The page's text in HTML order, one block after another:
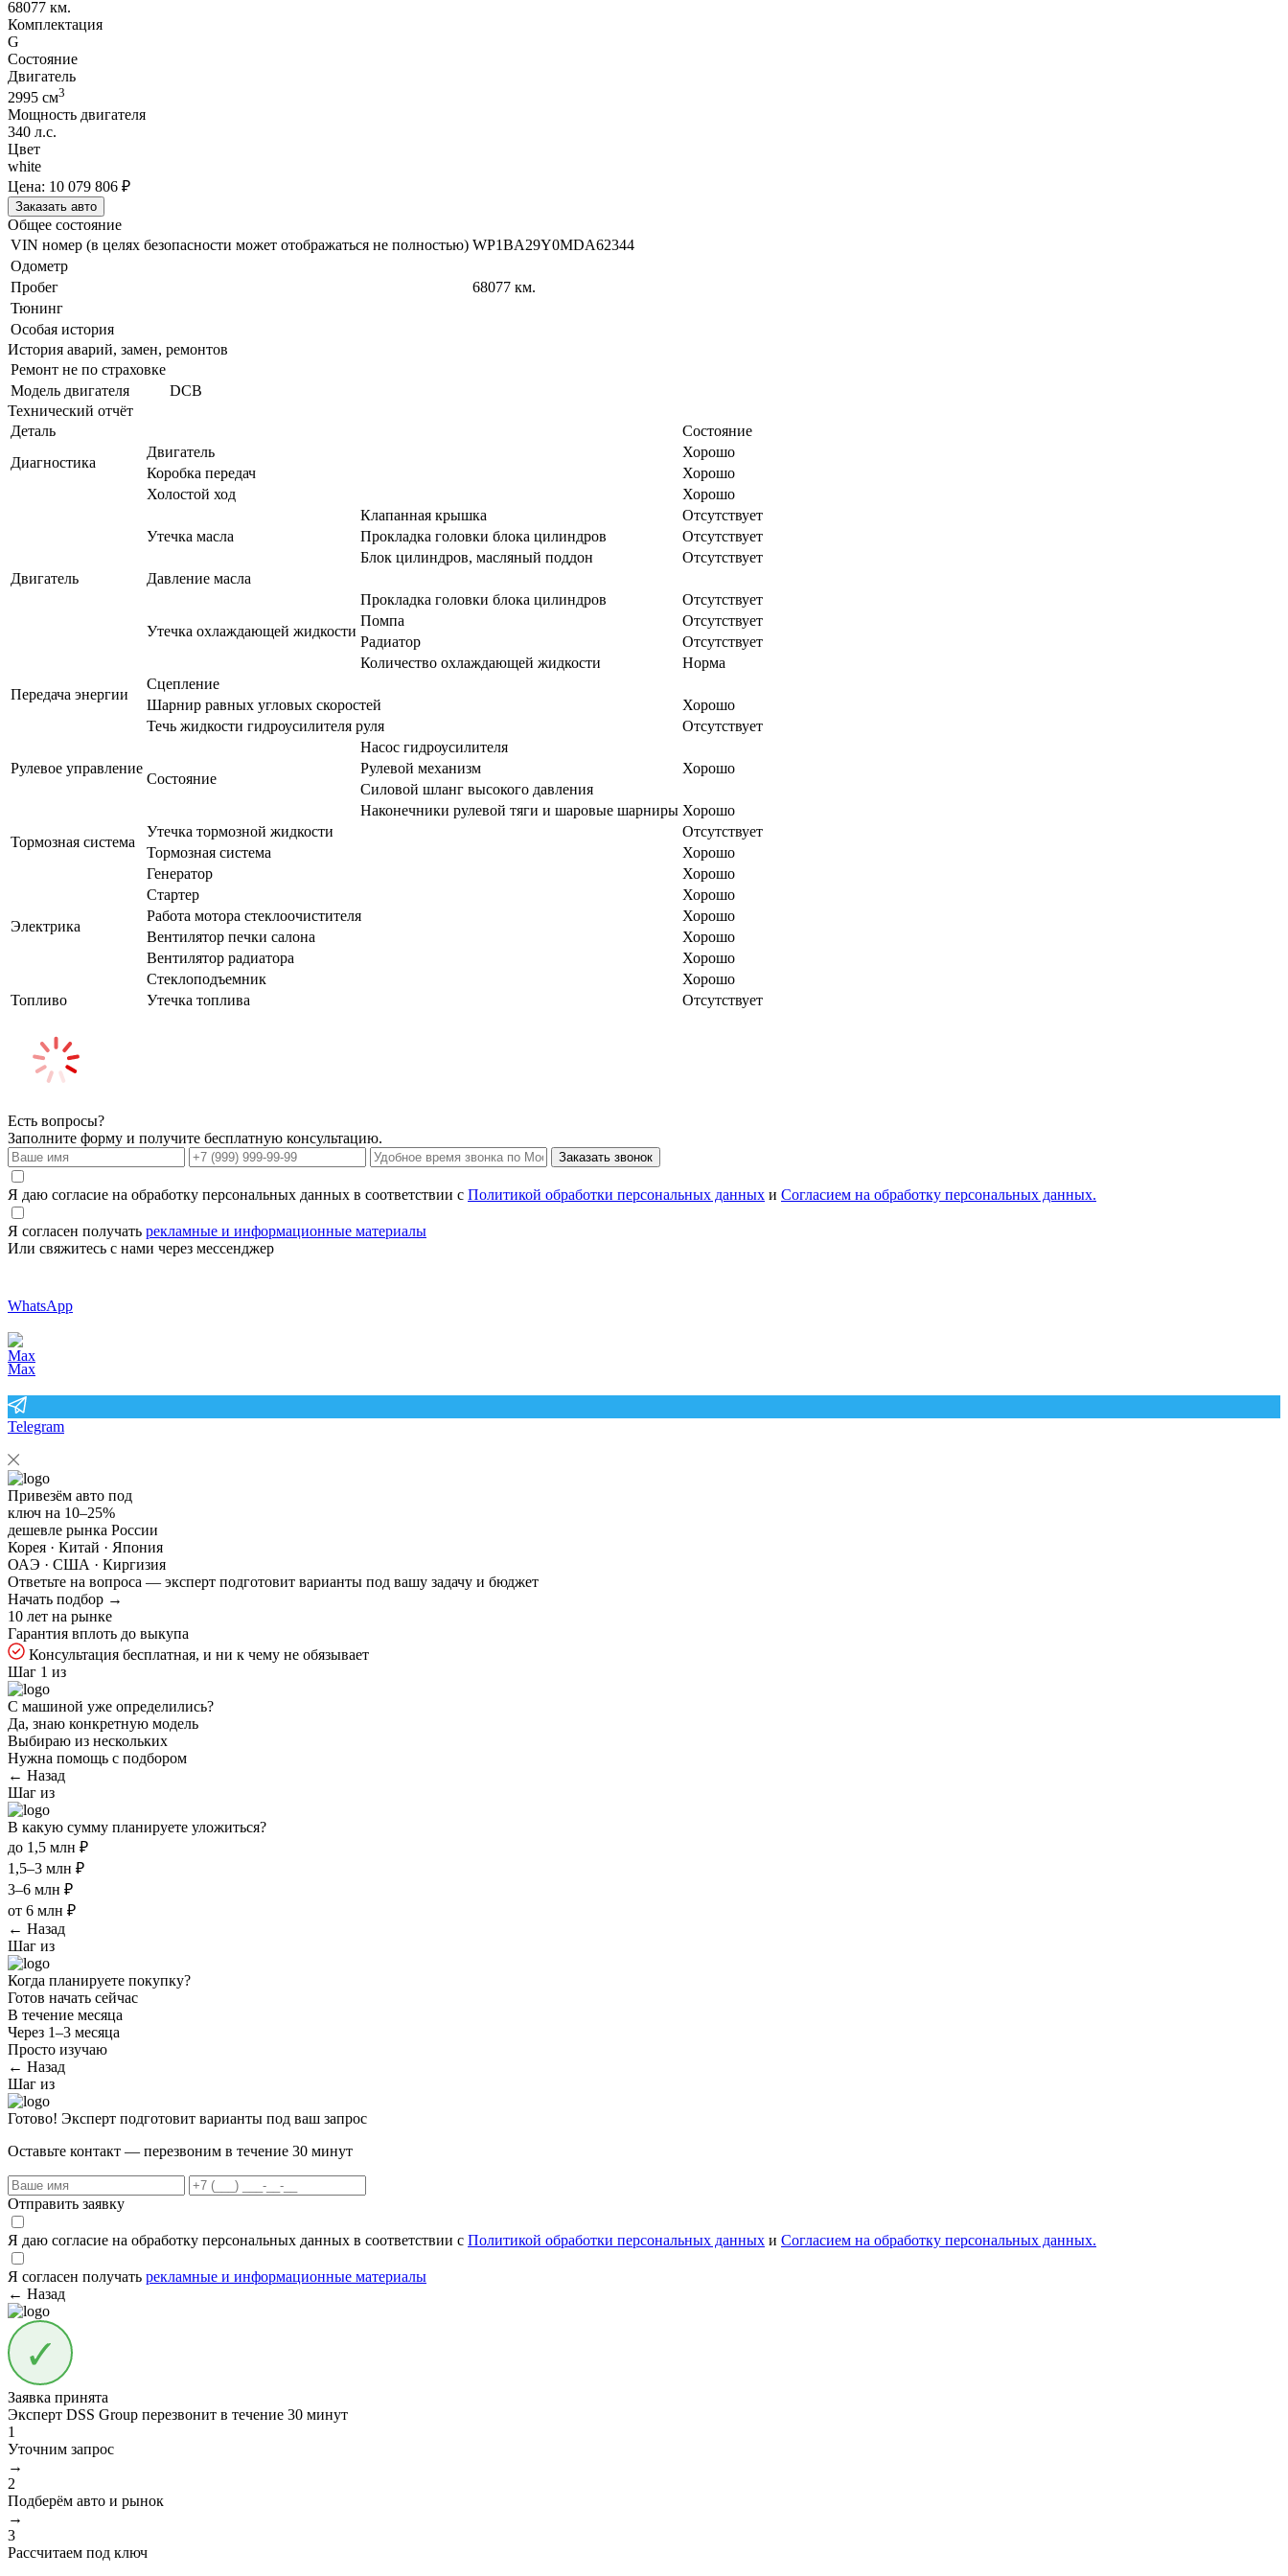
68077 км.
Комплектация
G
Состояние
Двигатель
2995 cм3
Мощность двигателя
340 л.с.
Цвет
white
Цена: 10 079 806 ₽
Заказать авто
Общее состояние
VIN номер (в целях безопасности может отображаться не полностью) WP1BA29Y0MDA62344
Одометр
Пробег
68077 км.
Тюнинг
Особая история
История аварий, замен, ремонтов
Ремонт не по страховке
Модель двигателя
DCB
Технический отчёт
Деталь
Состояние
Диагностика
Двигатель
Хорошо
Коробка передач
Хорошо
Двигатель
Холостой ход Хорошо
Утечка масла
Клапанная крышка
Отсутствует
Прокладка головки блока цилиндров
Отсутствует
Блок цилиндров, масляный поддон
Отсутствует
Давление масла
Утечка охлаждающей жидкости
Прокладка головки блока цилиндров
Отсутствует
Помпа
Отсутствует
Радиатор
Отсутствует
Количество охлаждающей жидкости
Норма
Передача энергии
Сцепление
Шарнир равных угловых скоростей
Хорошо
Рулевое управление
Течь жидкости гидроусилителя руля Отсутствует
Состояние
Насос гидроусилителя
Рулевой механизм
Хорошо
Силовой шланг высокого давления
Наконечники рулевой тяги и шаровые шарниры Хорошо
Тормозная система
Утечка тормозной жидкости
Отсутствует
Тормозная система
Хорошо
Электрика
Генератор
Хорошо
Стартер
Хорошо
Работа мотора стеклоочистителя
Хорошо
Вентилятор печки салона
Хорошо
Вентилятор радиатора
Хорошо
Стеклоподъемник
Хорошо
Топливо
Утечка топлива Отсутствует
Есть вопросы?
Заполните форму и получите бесплатную консультацию.
Заказать звонок
Я даю согласие на обработку персональных данных в соответствии с Политикой обработки персональных данных и Согласием на обработку персональных данных.
Я согласен получать рекламные и информационные материалы
Или свяжитесь с нами через мессенджер
WhatsApp
Max
Telegram
Привезём авто под
ключ на 10–25%
дешевле рынка России
Корея · Китай · Япония
ОАЭ · США · Киргизия
Ответьте на вопроса — эксперт подготовит варианты под вашу задачу и бюджет
Начать подбор →
10 лет на рынке
Гарантия вплоть до выкупа
Консультация бесплатная, и ни к чему не обязывает
Шаг 1 из
С машиной уже определились?
Да, знаю конкретную модель
Выбираю из нескольких
Нужна помощь с подбором
← Назад
Шаг из
В какую сумму планируете уложиться?
до 1,5 млн ₽
1,5–3 млн ₽
3–6 млн ₽
от 6 млн ₽
← Назад
Шаг из
Когда планируете покупку?
Готов начать сейчас
В течение месяца
Через 1–3 месяца
Просто изучаю
← Назад
Шаг из
Готово! Эксперт подготовит варианты под ваш запрос
Оставьте контакт — перезвоним в течение 30 минут
Отправить заявку
Я даю согласие на обработку персональных данных в соответствии с Политикой обработки персональных данных и Согласием на обработку персональных данных.
Я согласен получать рекламные и информационные материалы
← Назад
Заявка принята
Эксперт DSS Group перезвонит в течение 30 минут
1
Уточним запрос
→
2
Подберём авто и рынок
→
3
Рассчитаем под ключ